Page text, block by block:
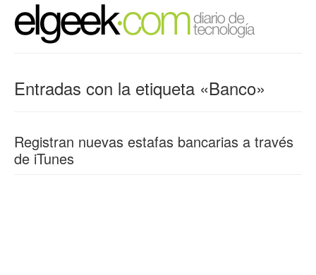
Entradas con la etiqueta «Banco»
Registran nuevas estafas bancarias a través
de iTunes